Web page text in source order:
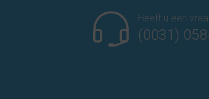
Heeft u een
(0031)